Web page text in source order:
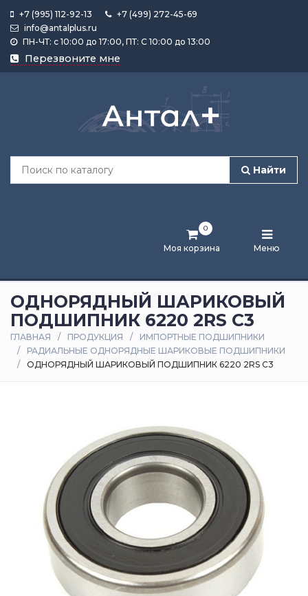
+7 (995) 112-92-13
+7 (499) 272-45-69
info@antalplus.ru
ПН-ЧТ: с 10:00 до 17:00, ПТ: С 10:00 до 13:00
Перезвоните мне
Найти
Моя корзина
0
Меню
Каталог
продукции
Лента
и
статьи
Оплата
доставка
ОДНОРЯДНЫЙ ШАРИКОВЫЙ
ПОДШИПНИК 6220 2RS C3
ГЛАВНАЯ ПРОДУКЦИЯ
ИМПОРТНЫЕ ПОДШИПНИКИ
РАДИАЛЬНЫЕ ОДНОРЯДНЫЕ ШАРИКОВЫЕ ПОДШИПНИКИ
ОДНОРЯДНЫЙ ШАРИКОВЫЙ ПОДШИПНИК 6220 2RS C3